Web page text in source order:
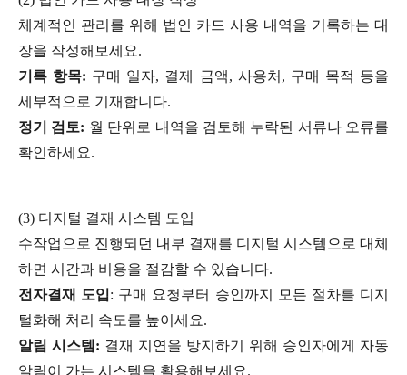
체계적인 관리를 위해 법인 카드 사용 내역을 기록하는 대
장을 작성해보세요.
기록 항목: 구매 일자, 결제 금액, 사용처, 구매 목적 등을
세부적으로 기재합니다.
정기 검토: 월 단위로 내역을 검토해 누락된 서류나 오류를
확인하세요.
(3) 디지털 결재 시스템 도입
수작업으로 진행되던 내부 결재를 디지털 시스템으로 대체
하면 시간과 비용을 절감할 수 있습니다.
전자결재 도입: 구매 요청부터 승인까지 모든 절차를 디지
털화해 처리 속도를 높이세요.
알림 시스템: 결재 지연을 방지하기 위해 승인자에게 자동
알림이 가는 시스템을 활용해보세요.